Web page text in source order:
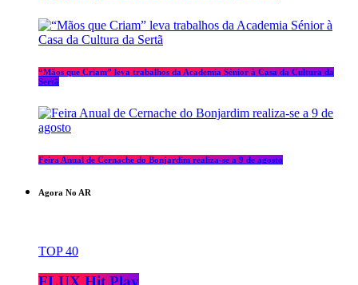
“Mãos que Criam” leva trabalhos da Academia Sénior à Casa da Cultura da
Sertã
Feira Anual de Cernache do Bonjardim realiza-se a 9 de agosto
Agora No AR
TOP 40